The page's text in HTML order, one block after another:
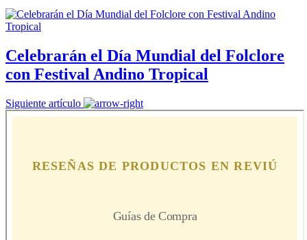
Celebrarán el Día Mundial del Folclore
con Festival Andino Tropical
Siguiente artículo